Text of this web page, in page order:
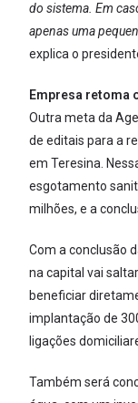
do sistema. Em
apenas uma
explica o
Empresa retoma
Outra meta da
de editais para a
em Teresina.
esgotamento
milhões, e a
Com a conclusão
na capital vai
beneficiar
implantação de
ligações
Também será